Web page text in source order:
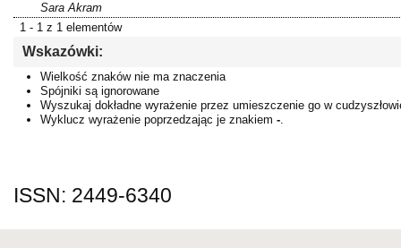
Sara Akram
1 - 1 z 1 elementów
Wskazówki:
Wielkość znaków nie ma znaczenia
Spójniki są ignorowane
Wyszukaj dokładne wyrażenie przez umieszczenie go w
Wyklucz wyrażenie poprzedzając je znakiem -.
ISSN: 2449-6340